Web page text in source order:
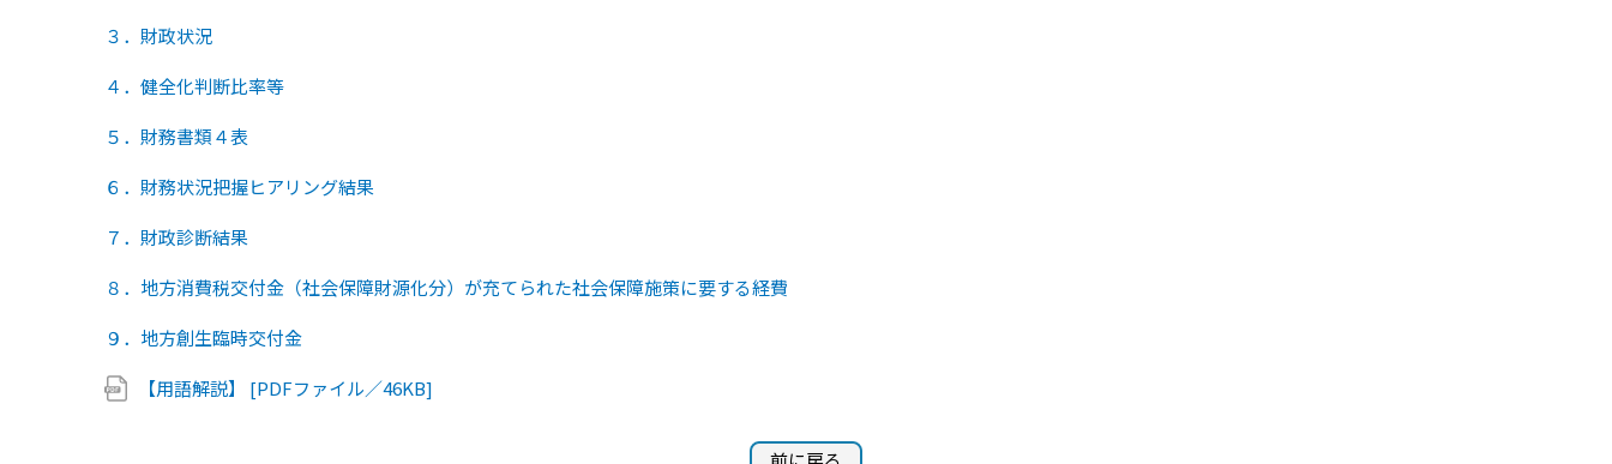
３．財政状況
４．健全化判断比率等
５．財務書類４表
６．財務状況把握ヒアリング結果
７．財政診断結果
８．地方消費税交付金（社会保障財源化分）が充てられた社会保障施策に要する経費
９．地方創生臨時交付金
【用語解説】 [PDFファイル／46KB]